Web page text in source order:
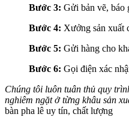
Bước 3: Gửi bản vẽ, báo
Bước 4: Xưởng sản xuất
Bước 5: Gửi hàng cho
Bước 6: Gọi điện xác
Chúng tôi luôn tuân thủ quy
nghiêm ngặt ở từng khâu sản
bàn pha lê uy tín, chất lượng